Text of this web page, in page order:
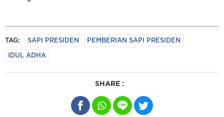
TAG: SAPI PRESIDEN PEMBERIAN SAPI PRESIDEN
IDUL ADHA
SHARE :